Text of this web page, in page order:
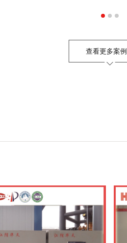
查看更多案例